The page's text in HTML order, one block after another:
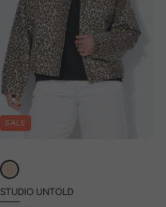
SALE
STUDIO UNTOLD